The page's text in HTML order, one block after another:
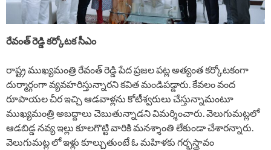
రేవంత్ రెడ్డి కర్కోటక సీఎం
రాష్ట్ర ముఖ్యమంత్రి రేవంత్ రెడ్డి పేద ప్రజల పట్ల అత్యంత కర్కోటకంగా
దుర్మార్గంగా వ్యవహరిస్తున్నారని కవిత మండిపడ్డారు. కేవలం వంద
రూపాయల చీర ఇచ్చి ఆడవాళ్లను కోటీశ్వరులు చేస్తున్నామంటూ
ముఖ్యమంత్రి అబద్దాలు చెబుతున్నాడని విమర్శించారు. వెలుగుమట్లలో
ఆడబిడ్డ నవ్య ఇల్లు కూలగొట్టి వారికి మనశ్శాంతి లేకుండా చేశారన్నారు.
వెలుగుమట్ల లో ఇళ్లు కూల్చుతుంటే ఓ మహిళకు గర్భస్త్రావం